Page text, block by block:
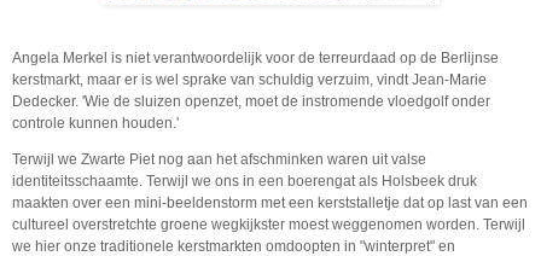
Angela Merkel is niet verantwoordelijk voor de terreurdaad op de Berlijnse
kerstmarkt, maar er is wel sprake van schuldig verzuim, vindt Jean-Marie
Dedecker. 'Wie de sluizen openzet, moet de instromende vloedgolf onder
controle kunnen houden.'
Terwijl we Zwarte Piet nog aan het afschminken waren uit valse
identiteitsschaamte. Terwijl we ons in een boerengat als Holsbeek druk
maakten over een mini-beeldenstorm met een kerststalletje dat op last van een
cultureel overstretchte groene wegkijkster moest weggenomen worden. Terwijl
we hier onze traditionele kerstmarkten omdoopten in "winterpret" en